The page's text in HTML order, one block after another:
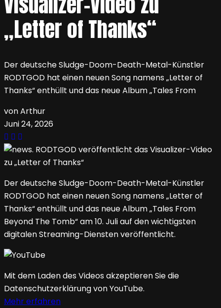
„Letter of Thanks“
Der deutsche Sludge-Doom-Death-Metal-Künstler
RODTGOD hat einen neuen Song namens „Letter of
Thanks“ enthüllt und das neue Album „Tales From
von Arthur
Juni 24, 2026
Der deutsche Sludge-Doom-Death-Metal-Künstler
RODTGOD hat einen neuen Song namens „Letter of
Thanks“ enthüllt und das neue Album „Tales From
Beyond The Tomb“ am 10. Juli auf den wichtigsten
digitalen Streaming-Diensten veröffentlicht.
Mit dem Laden des Videos akzeptieren Sie die
Datenschutzerklärung von YouTube.
Mehr erfahren